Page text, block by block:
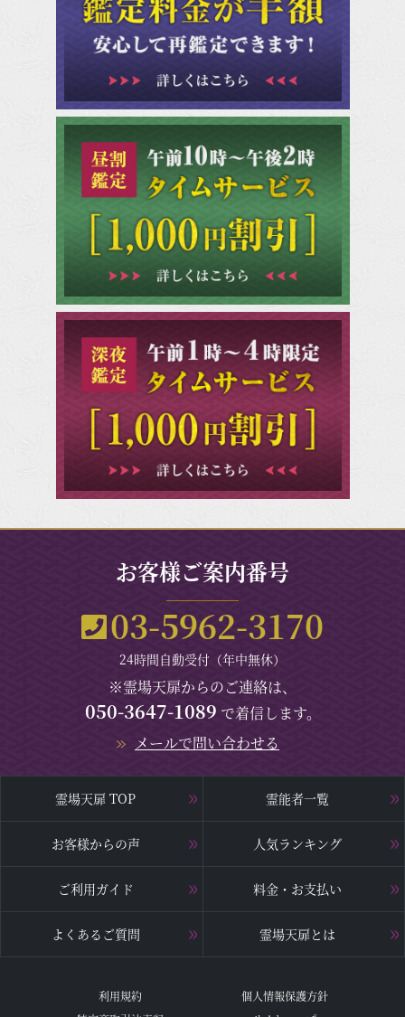
お客様ご案内番号
03-5962-3170
24時間自動受付（年中無休）
※霊場天扉からのご連絡は、
050-3647-1089 で着信します。
メールで問い合わせる
霊場天扉 TOP 霊能者一覧
お客様からの声 人気ランキング
ご利用ガイド 料金・お支払い
よくあるご質問 霊場天扉とは
利用規約
個人情報保護方針